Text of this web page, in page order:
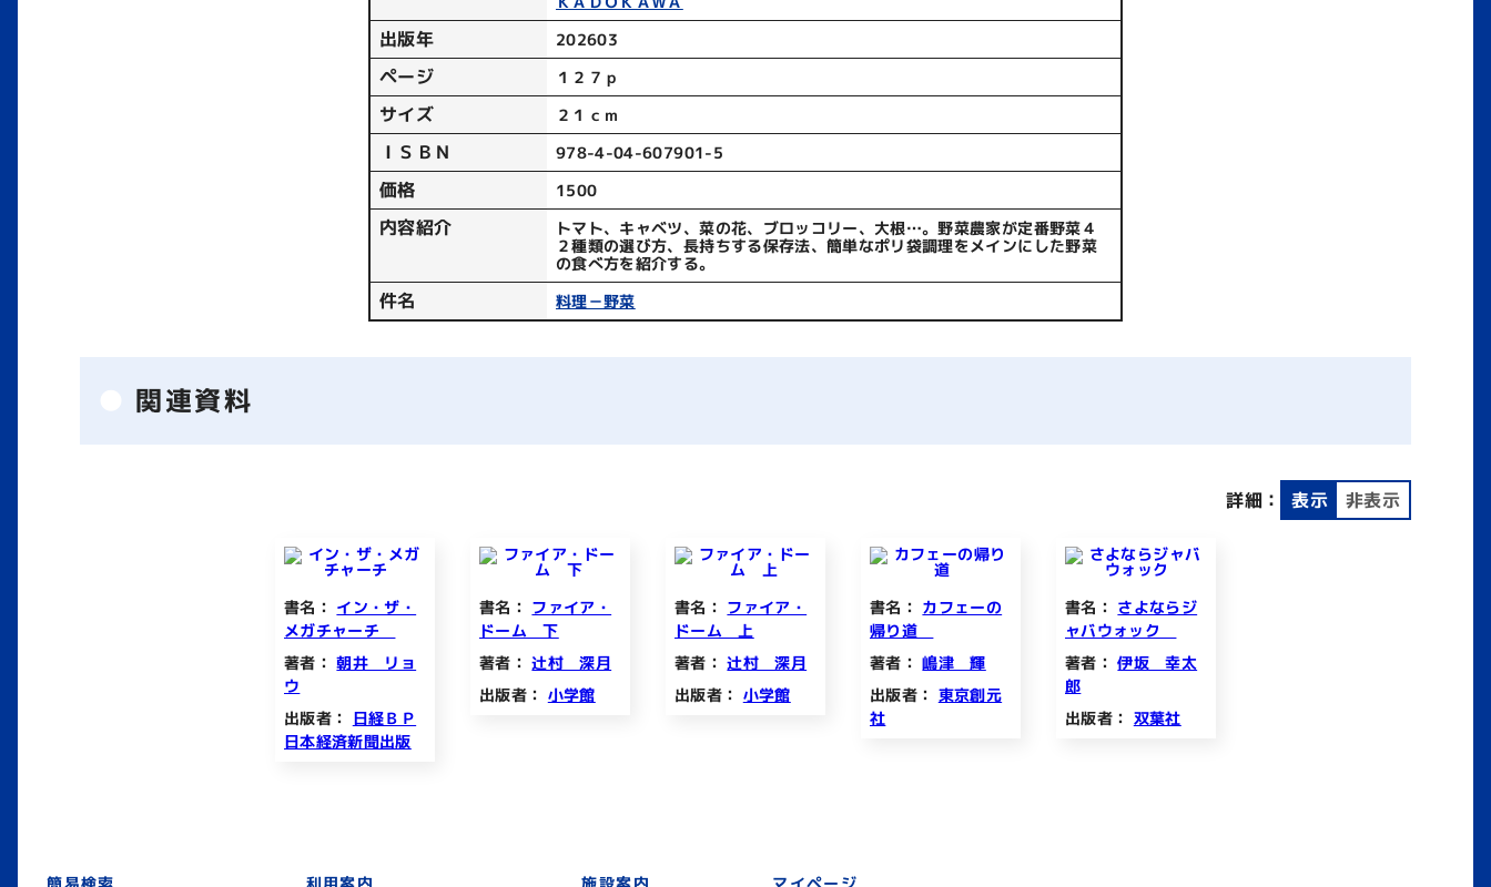
出版年 202603
ページ １２７ｐ
サイズ ２１ｃｍ
ＩＳＢＮ 978-4-04-607901-5
価格 1500
内容紹介
トマト、キャベツ、菜の花、ブロッコリー、大根…。野菜農家が定番野菜４
２種類の選び方、長持ちする保存法、簡単なポリ袋調理をメインにした野菜
の食べ方を紹介する。
件名 料理－野菜
関連資料
詳細： 表示 非表示
書名： イン・ザ・
メガチャーチ
著者：朝井 リョ
ウ
出版者： 日経ＢＰ
日本経済新聞出版
書名： ファイア・
ドーム 下
著者：辻村 深月
出版者： 小学館
書名： ファイア・
ドーム 上
著者：辻村 深月
出版者： 小学館
書名： カフェーの
帰り道
著者：嶋津 輝
出版者： 東京創元
社
書名： さよならジ
ャバウォック
著者：伊坂 幸太
郎
出版者： 双葉社